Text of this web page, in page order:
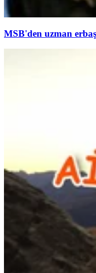
MSB'den uzman erbaş